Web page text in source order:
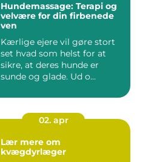
Hundemassage: Terapi og
velvære for din firbenede
ven
Kærlige ejere vil gøre stort
set hvad som helst for at
sikre, at deres hunde er
sunde og glade. Ud o...
02. apr
Lær mere om
kvægdyrlæger